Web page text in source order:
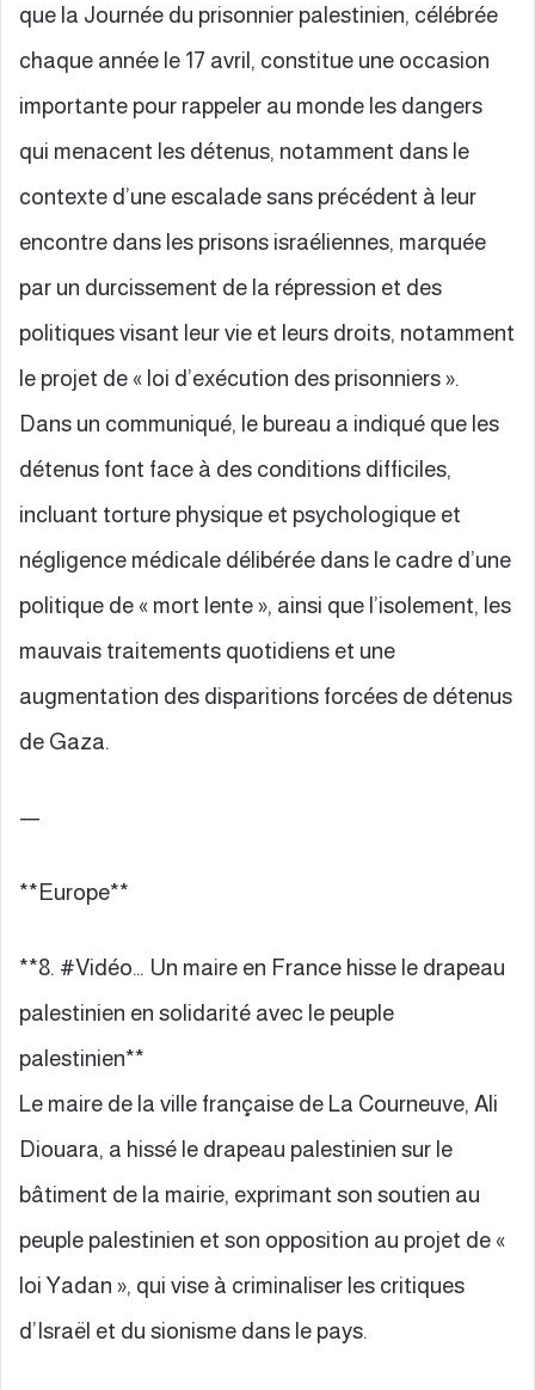
que la Journée du prisonnier palestinien, célébrée
chaque année le 17 avril, constitue une occasion
importante pour rappeler au monde les dangers
qui menacent les détenus, notamment dans le
contexte d’une escalade sans précédent à leur
encontre dans les prisons israéliennes, marquée
par un durcissement de la répression et des
politiques visant leur vie et leurs droits, notamment
le projet de « loi d’exécution des prisonniers ».
Dans un communiqué, le bureau a indiqué que les
détenus font face à des conditions difficiles,
incluant torture physique et psychologique et
négligence médicale délibérée dans le cadre d’une
politique de « mort lente », ainsi que l’isolement, les
mauvais traitements quotidiens et une
augmentation des disparitions forcées de détenus
de Gaza.
—
**Europe**
**8. #Vidéo… Un maire en France hisse le drapeau
palestinien en solidarité avec le peuple
palestinien**
Le maire de la ville française de La Courneuve, Ali
Diouara, a hissé le drapeau palestinien sur le
bâtiment de la mairie, exprimant son soutien au
peuple palestinien et son opposition au projet de «
loi Yadan », qui vise à criminaliser les critiques
d’Israël et du sionisme dans le pays.